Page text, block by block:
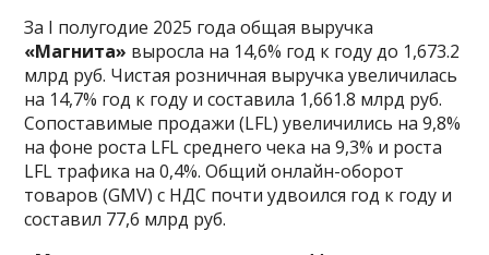
За I полугодие 2025 года общая выручка
«Магнита» выросла на 14,6% год к году до 1,673.2
млрд руб. Чистая розничная выручка увеличилась
на 14,7% год к году и составила 1,661.8 млрд руб.
Сопоставимые продажи (LFL) увеличились на 9,8%
на фоне роста LFL среднего чека на 9,3% и роста
LFL трафика на 0,4%. Общий онлайн-оборот
товаров (GMV) с НДС почти удвоился год к году и
составил 77,6 млрд руб.